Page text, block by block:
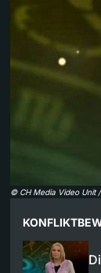
© CH Media Video Unit